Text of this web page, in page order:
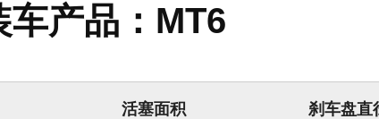
车产品：MT6
活塞面积 刹车盘直